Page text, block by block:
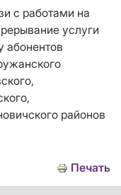
с работами на
услуги
абонентов
районов
Печать